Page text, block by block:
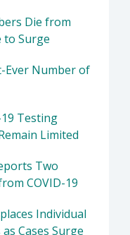
Die from
to Surge
Ever Number of
Testing
Limited
Two
COVID-19
Individual
Cases Surge